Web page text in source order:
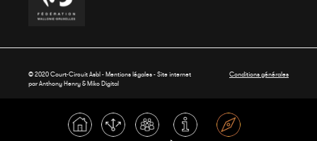
© 2020 Court-Circuit Asbl - Mentions légales - Site internet
par Anthony Henry &Miko Digital
Conditions générales